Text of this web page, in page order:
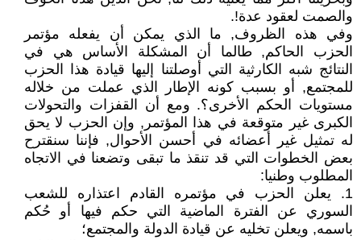
والصمت لعقود عدة!.
وفي هذه الظروف, ما الذي يمكن أن يفعله مؤتمر
الحزب الحاكم, طالما أن المشكلة الأساس هي في
النتائج شبه الكارثية التي أوصلتنا إليها قيادة هذا الحزب
للمجتمع, أو بسبب كونه الإطار الذي عملت من خلاله
مستويات الحكم الأخرى؟. ومع أن القفزات والتحولات
الكبرى غير متوقعة في هذا المؤتمر, وإن الحزب لا يحق
له تمثيل غير أعضائه في أحسن الأحوال, فإننا سنقترح
بعض الخطوات التي قد تنقذ ما تبقى وتضعنا في الاتجاه
المطلوب وطنيا:
1. يعلن الحزب في مؤتمره القادم اعتذاره للشعب
السوري عن الفترة الماضية التي حكم فيها أو حُكم
باسمه, ويعلن تخليه عن قيادة الدولة والمجتمع؛